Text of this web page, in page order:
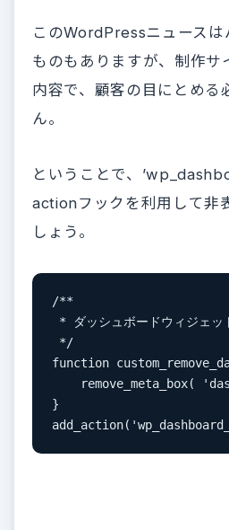
このWordPressニュース
ものもありますが、制作サ
内容で、顧客の目にとめる
ん。
ということで、
actionフックを利用して非
しょう。
/**
* ダッシュボードウィジェッ
*/
function
remove_meta_box(
}